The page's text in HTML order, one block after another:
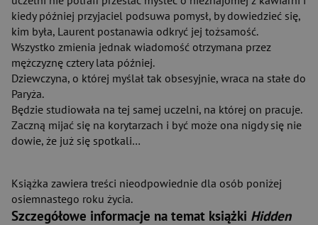
kiedy później przyjaciel podsuwa pomysł, by dowiedzieć się,
kim była, Laurent postanawia odkryć jej tożsamość.
Wszystko zmienia jednak wiadomość otrzymana przez
mężczyznę cztery lata później.
Dziewczyna, o której myślał tak obsesyjnie, wraca na stałe do
Paryża.
Będzie studiowała na tej samej uczelni, na której on pracuje.
Zaczną mijać się na korytarzach i być może ona nigdy się nie
dowie, że już się spotkali…
Książka zawiera treści nieodpowiednie dla osób poniżej
osiemnastego roku życia.
Szczegółowe informacje na temat książki Hidden